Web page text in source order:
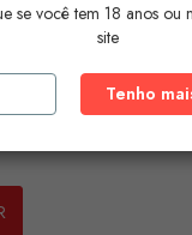
- KELEDEN...
se você tem 18 anos ou
site
Tenho